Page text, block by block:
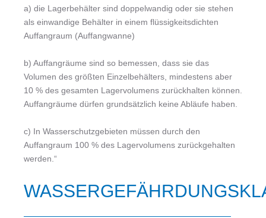
a) die Lagerbehälter sind doppelwandig oder sie stehen
als einwandige Behälter in einem flüssigkeitsdichten
Auffangraum (Auffangwanne)
b) Auffangräume sind so bemessen, dass sie das
Volumen des größten Einzelbehälters, mindestens aber
10 % des gesamten Lagervolumens zurückhalten können.
Auffangräume dürfen grundsätzlich keine Abläufe haben.
c) In Wasserschutzgebieten müssen durch den
Auffangraum 100 % des Lagervolumens zurückgehalten
werden.“